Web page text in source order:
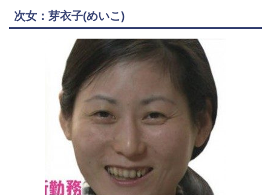
次女：芽衣子(めいこ)